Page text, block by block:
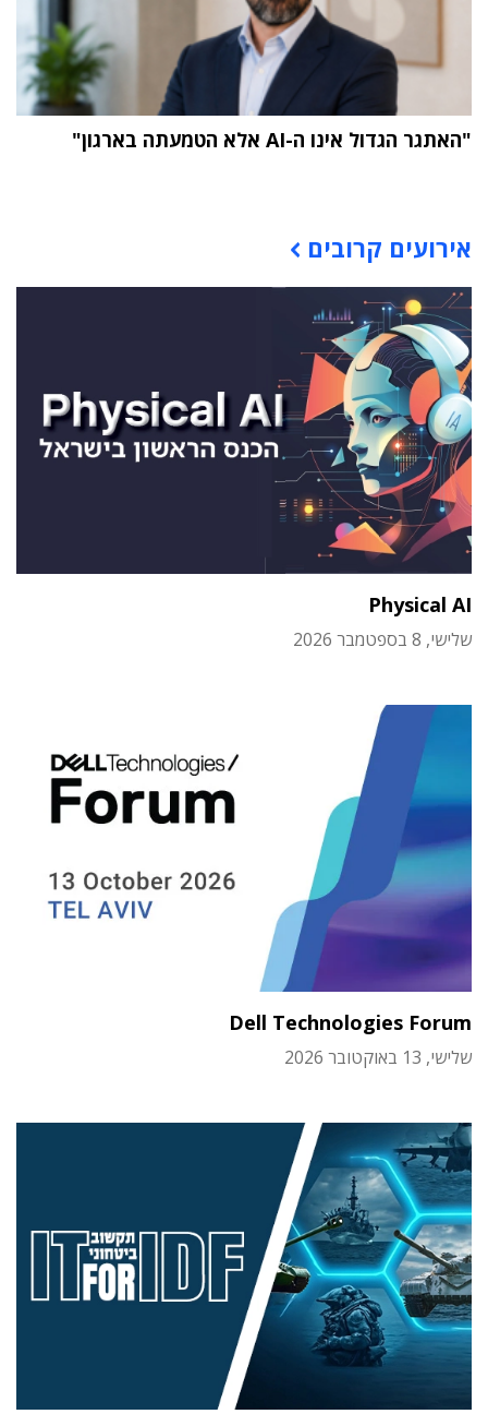
"האתגר הגדול אינו ה-AI אלא הטמעתה בארגון"
אירועים קרובים
Physical AI
שלישי, 8 בספטמבר 2026
Dell Technologies Forum
שלישי, 13 באוקטובר 2026